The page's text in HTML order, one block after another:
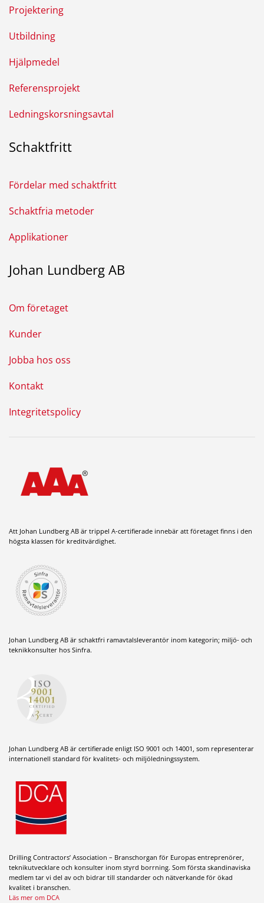
Projektering
Utbildning
Hjälpmedel
Referensprojekt
Ledningskorsningsavtal
Schaktfritt
Fördelar med schaktfritt
Schaktfria metoder
Applikationer
Johan Lundberg AB
Om företaget
Kunder
Jobba hos oss
Kontakt
Integritetspolicy
Att Johan Lundberg AB är trippel A-certifierade innebär att företaget finns i den
högsta klassen för kreditvärdighet.
Johan Lundberg AB är schaktfri ramavtalsleverantör inom kategorin; miljö- och
teknikkonsulter hos Sinfra.
Johan Lundberg AB är certifierade enligt ISO 9001 och 14001, som representerar
internationell standard för kvalitets- och miljöledningssystem.
Drilling Contractors’ Association – Branschorgan för Europas entreprenörer,
teknikutvecklare och konsulter inom styrd borrning. Som första skandinaviska
medlem tar vi del av och bidrar till standarder och nätverkande för ökad
kvalitet i branschen.
Läs mer om DCA